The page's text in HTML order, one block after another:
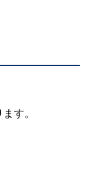
す。